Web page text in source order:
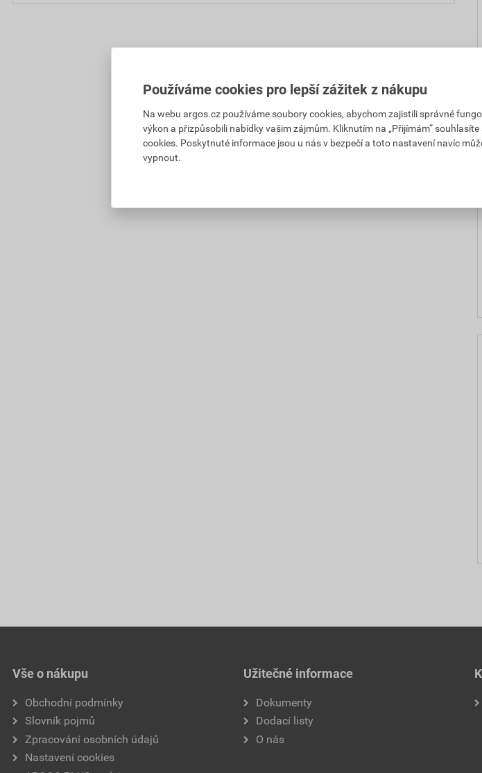
Vše o nákupu
Obchodní podmínky
Slovník pojmů
Zpracování osobních údajů
Nastavení cookies
Užitečné informace
Dokumenty
Dodací listy
O nás
Používáme cookies pro lepší zážitek z nákupu
Na webu argos.cz používáme soubory cookies, abychom zajistili správné
výkon a přizpůsobili nabídky vašim zájmům. Kliknutím na „Přijímám“
cookies. Poskytnuté informace jsou u nás v bezpečí a toto nastavení navíc
vypnout.